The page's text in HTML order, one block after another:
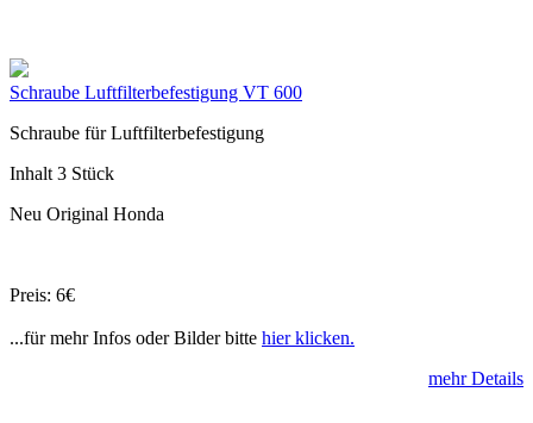
Schraube Luftfilterbefestigung VT 600
Schraube für Luftfilterbefestigung
Inhalt 3 Stück
Neu Original Honda
Preis: 6€
...für mehr Infos oder Bilder bitte hier klicken.
mehr Details